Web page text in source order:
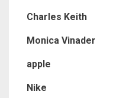
Charles Keith
Monica Vinader
apple
Nike